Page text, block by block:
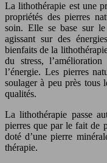
La lithothérapie est une
propriétés des pierres
soin. Elle se base sur
agissant sur des
bienfaits de la
du stress,
l’énergie. Les pierres
soulager à peu près tous
qualités.
La lithothérapie passe
pierres que par le fait de
doté d’une pierre
thérapie.